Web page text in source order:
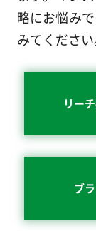
略にお悩み
みてください
リー
ブ